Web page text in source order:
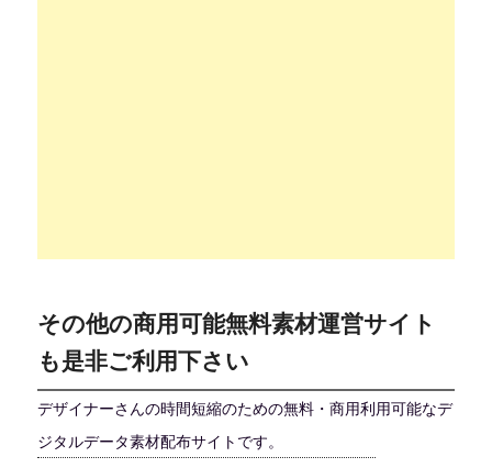
その他の商用可能無料素材運営サイト
も是非ご利用下さい
デザイナーさんの時間短縮のための無料・商用利用可能なデ
ジタルデータ素材配布サイトです。